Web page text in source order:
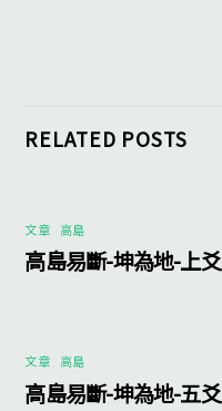
RELATED POSTS
文章 高島
高島易斷-坤為地-上爻
文章 高島
高島易斷-坤為地-五爻